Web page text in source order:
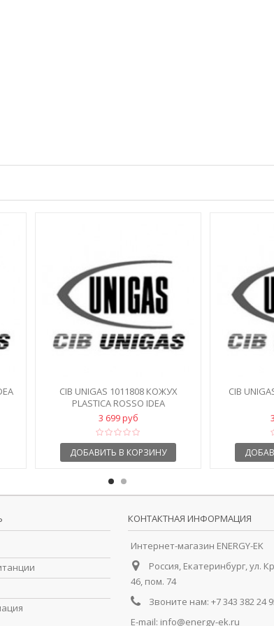
CIB UNIGAS 1011808 КОЖУХ
PLASTICA ROSSO IDEA
3 699 руб
ДОБАВИТЬ В КОРЗИНУ
CIB
КОНТАКТНАЯ ИНФОРМАЦИЯ
Интернет-магазин ENERGY-EK
Россия, Екатеринбург, ул.
46, пом. 74
Звоните нам: +7 343 382 24
E-mail: info@energy-ek.ru